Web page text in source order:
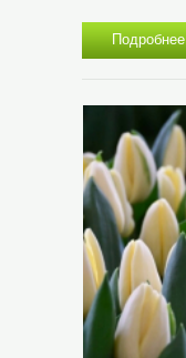
Подробнее